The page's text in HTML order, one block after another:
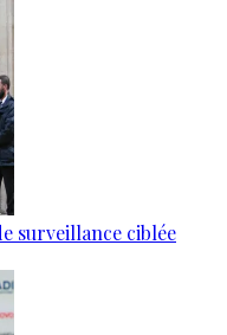
surveillance ciblée